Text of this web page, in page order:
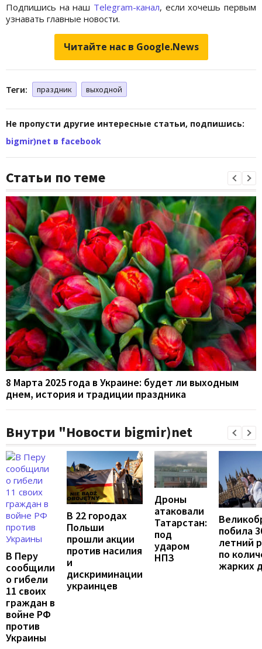
Подпишись на наш Telegram-канал, если хочешь первым
узнавать главные новости.
Читайте нас в Google.News
Теги: праздник выходной
Не пропусти другие интересные статьи, подпишись:
bigmir)net в facebook
Статьи по теме
8 Марта 2025 года в Украине: будет ли выходным
днем, история и традиции праздника
Внутри "Новости bigmir)net
В Перу
сообщили
о гибели
11 своих
граждан в
войне РФ
против
Украины
В 22 городах
Польши
прошли акции
против насилия
и
дискриминации
украинцев
Дроны
атаковали
Татарстан:
под
ударом
НПЗ
побила
летний
по
жарких